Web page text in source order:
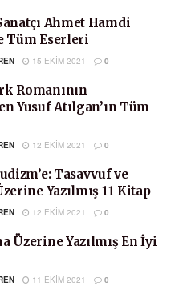
Ahmet Hamdi
Tüm Eserleri
15 EKIM 2021 0
Romanının
Yusuf Atılgan’ın Tüm
12 EKIM 2021 0
Tasavvuf ve
Yazılmış 11 Kitap
12 EKIM 2021 0
Üzerine Yazılmış En İyi
11 EKIM 2021 0